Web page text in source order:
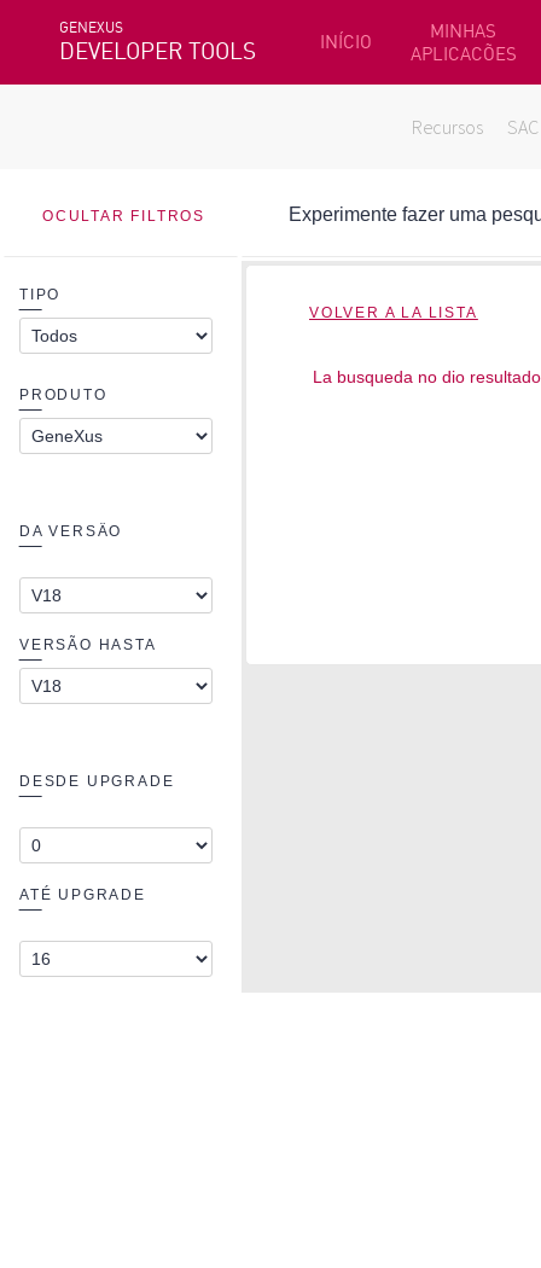
GENEXUS
DEVELOPER TOOLS INÍCIO
MINHAS
APLICACÕES
Recursos SAC